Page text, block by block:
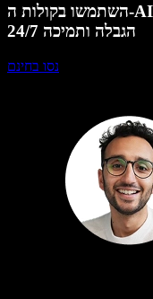
השתמשו בקולות ה-AI המתקדמים ביותר, קבצים ללא
הגבלה ותמיכה 24/7
נסו בחינם